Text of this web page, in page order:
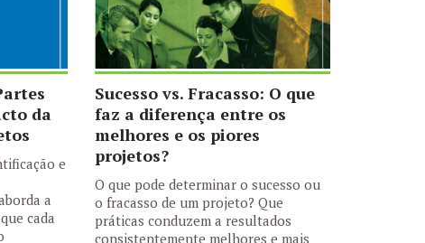
da
e
a
cada
Sucesso vs. Fracasso: O que
faz a diferença entre os
melhores e os piores
projetos?
O que pode determinar o sucesso ou
o fracasso de um projeto? Que
práticas conduzem a resultados
consistentemente melhores e mais